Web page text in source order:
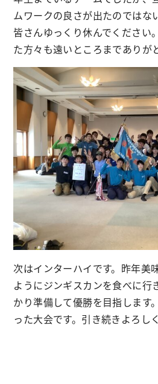
ムワークの良さが出たのではな
皆さんゆっくり休んでください
た方々も遠いところまでありが
次はインターハイです。昨年美
ようにジンギスカンを食べに
かり準備して優勝を目指します
った大会です。引き続きよろし